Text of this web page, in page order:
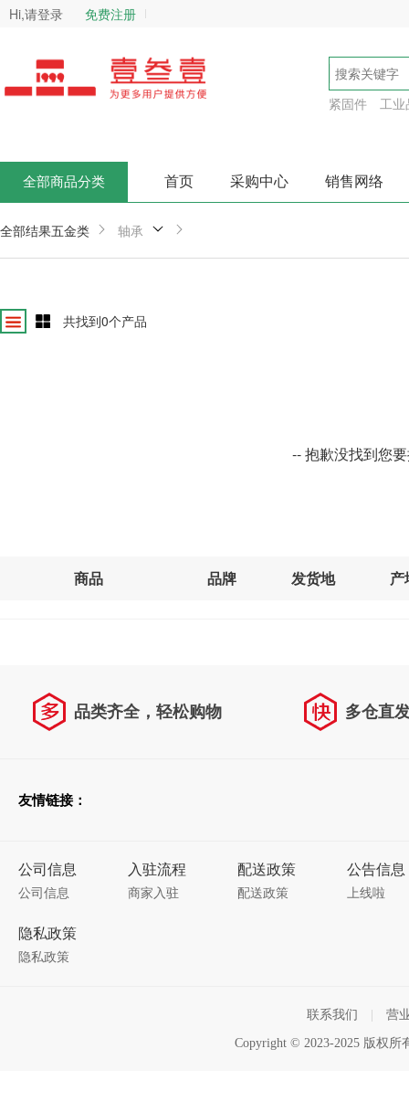
Hi,请登录 免费注册
紧固件 工业
全部商品分类 首页 采购中心 销售网络
全部结果五金类 轴承
共找到0个产品
-- 抱歉没找到您
商品 品牌 发货地 产
品类齐全，轻松购物 多仓直
友情链接：
公司信息
公司信息
入驻流程
商家入驻
配送政策
配送政策
公告信息
上线啦
隐私政策
隐私政策
联系我们 营
Copyright © 2023-2025 版权所